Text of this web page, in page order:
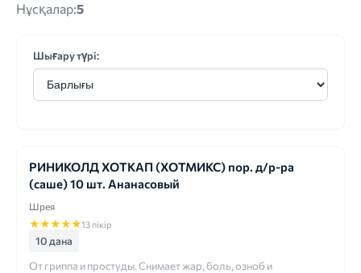
Нұсқалар:5
Шығару түрі:
РИНИКОЛД ХОТКАП (ХОТМИКС) пор. д/р-ра
(саше) 10 шт. Ананасовый
Шрея
★★★★★13 пікір
10 дана
От гриппа и простуды. Снимает жар, боль, озноб и